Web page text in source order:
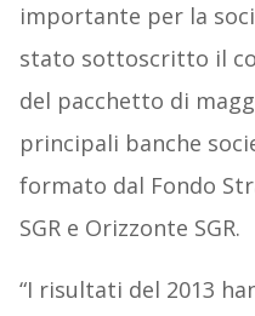
importante per la
stato sottoscritto il
del pacchetto di
principali banche
formato dal Fondo
SGR e Orizzonte SGR.
“I risultati del 2013